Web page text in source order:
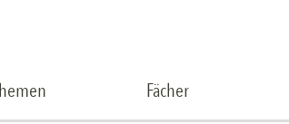
Fächer